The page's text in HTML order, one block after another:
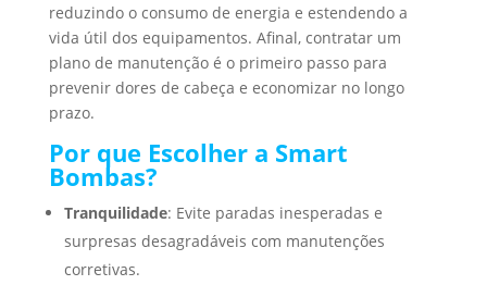
reduzindo o consumo de energia e estendendo a
vida útil dos equipamentos. Afinal, contratar um
plano de manutenção é o primeiro passo para
prevenir dores de cabeça e economizar no longo
prazo.
Por que Escolher a Smart
Bombas?
Tranquilidade: Evite paradas inesperadas e
surpresas desagradáveis com manutenções
corretivas.